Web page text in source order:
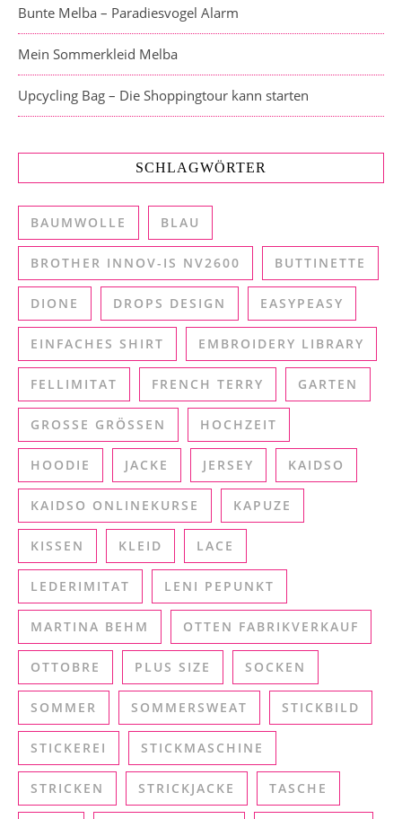
Bunte Melba – Paradiesvogel Alarm
Mein Sommerkleid Melba
Upcycling Bag – Die Shoppingtour kann starten
SCHLAGWÖRTER
BAUMWOLLE BLAU
BROTHER INNOV-IS NV2600 BUTTINETTE
DIONE DROPS DESIGN EASYPEASY
EINFACHES SHIRT EMBROIDERY LIBRARY
FELLIMITAT FRENCH TERRY GARTEN
GROSSE GRÖSSEN HOCHZEIT
HOODIE JACKE JERSEY KAIDSO
KAIDSO ONLINEKURSE KAPUZE
KISSEN KLEID LACE
LEDERIMITAT LENI PEPUNKT
MARTINA BEHM OTTEN FABRIKVERKAUF
OTTOBRE PLUS SIZE SOCKEN
SOMMER SOMMERSWEAT STICKBILD
STICKEREI STICKMASCHINE
STRICKEN STRICKJACKE TASCHE